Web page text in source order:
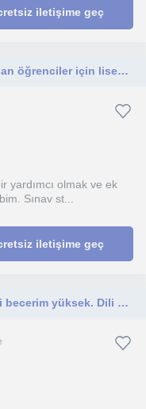
iletişime geç
Sınav döneminde desteğe ihtiyacı olan öğrenciler için liseye hazırlık ve üniversiteye hazırlık sürecinde olan öğrenciçalışabilirim
yardımcı olmak ve ek
Sınav st...
iletişime geç
Güler yüzlü, dinlemeyi seven, empati becerim yüksek. Dili basite indirgerim.